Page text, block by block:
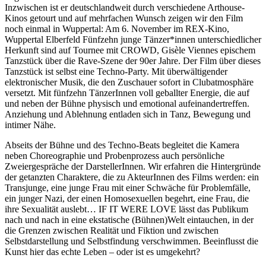
Inzwischen ist er deutschlandweit durch verschiedene Arthouse-
Kinos getourt und auf mehrfachen Wunsch zeigen wir den Film
noch einmal in Wuppertal: Am 6. November im REX-Kino,
Wuppertal Elberfeld Fünfzehn junge Tänzer*innen unterschiedlicher
Herkunft sind auf Tournee mit CROWD, Gisèle Viennes epischem
Tanzstück über die Rave-Szene der 90er Jahre. Der Film über dieses
Tanzstück ist selbst eine Techno-Party. Mit überwältigender
elektronischer Musik, die den Zuschauer sofort in Clubatmosphäre
versetzt. Mit fünfzehn TänzerInnen voll geballter Energie, die auf
und neben der Bühne physisch und emotional aufeinandertreffen.
Anziehung und Ablehnung entladen sich in Tanz, Bewegung und
intimer Nähe.
Abseits der Bühne und des Techno-Beats begleitet die Kamera
neben Choreographie und Probenprozess auch persönliche
Zweiergespräche der DarstellerInnen. Wir erfahren die Hintergründe
der getanzten Charaktere, die zu AkteurInnen des Films werden: ein
Transjunge, eine junge Frau mit einer Schwäche für Problemfälle,
ein junger Nazi, der einen Homosexuellen begehrt, eine Frau, die
ihre Sexualität auslebt… IF IT WERE LOVE lässt das Publikum
nach und nach in eine ekstatische (Bühnen)Welt eintauchen, in der
die Grenzen zwischen Realität und Fiktion und zwischen
Selbstdarstellung und Selbstfindung verschwimmen. Beeinflusst die
Kunst hier das echte Leben – oder ist es umgekehrt?